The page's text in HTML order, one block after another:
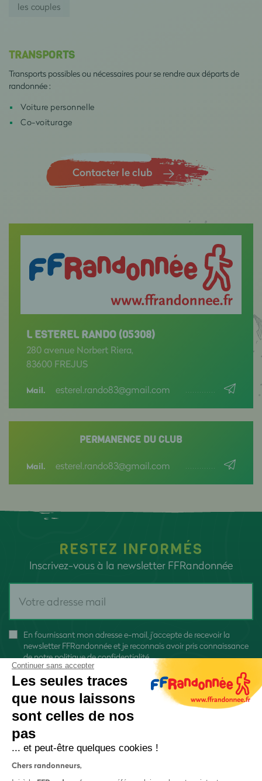
les couples
TRANSPORTS
Transports possibles ou nécessaires pour se rendre aux départs de
randonnée :
Voiture personnelle
Co-voiturage
Contacter le club
L ESTEREL RANDO (05308)
280 avenue Norbert Riera,
83600 FREJUS
Mail. esterel.rando83@gmail.com
PERMANENCE DU CLUB
Mail. esterel.rando83@gmail.com
RESTEZ INFORMÉS
Inscrivez-vous à la newsletter FFRandonnée
En fournissant mon adresse e-mail, j'accepte de recevoir la
newsletter FFRandonnée et je reconnais avoir pris connaissance
denotre politique de confidentialité
Continuer sans accepter
Les seules traces
que nous laissons
sont celles de nos
pas
... et peut-être quelques cookies !
Chers randonneurs,